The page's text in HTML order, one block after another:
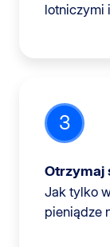
lotniczymi
3
Otrzymaj
Jak tylko
pieniądze